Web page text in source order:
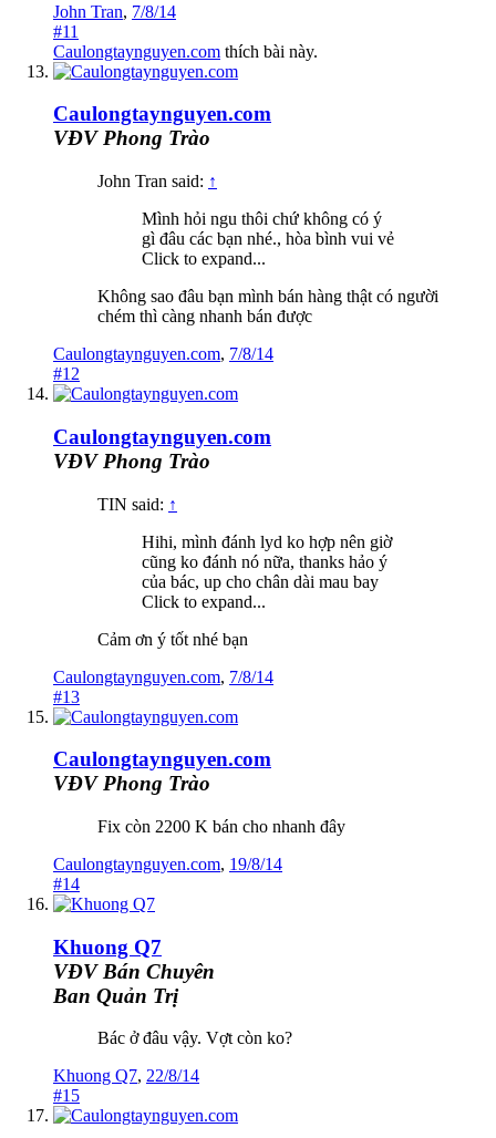
John Tran, 7/8/14
#11
Caulongtaynguyen.com thích bài này.
Caulongtaynguyen.com
VĐV Phong Trào
John Tran said: ↑
Mình hỏi ngu thôi chứ không có ý
gì đâu các bạn nhé., hòa bình vui vẻ
Click to expand...
Không sao đâu bạn mình bán hàng thật có người
chém thì càng nhanh bán được
Caulongtaynguyen.com, 7/8/14
#12
Caulongtaynguyen.com
VĐV Phong Trào
TIN said: ↑
Hihi, mình đánh lyd ko hợp nên giờ
cũng ko đánh nó nữa, thanks hảo ý
của bác, up cho chân dài mau bay
Click to expand...
Cảm ơn ý tốt nhé bạn
Caulongtaynguyen.com, 7/8/14
#13
Caulongtaynguyen.com
VĐV Phong Trào
Fix còn 2200 K bán cho nhanh đây
Caulongtaynguyen.com, 19/8/14
#14
Khuong Q7
VĐV Bán Chuyên
Ban Quản Trị
Bác ở đâu vậy. Vợt còn ko?
Khuong Q7, 22/8/14
#15